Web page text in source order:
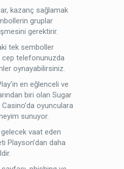
kazanç sağlamak
gruplar
gerektirir.
tek semboller
cep telefonunuzda
oynayabilirsiniz.
en eğlenceli ve
biri olan Sugar
oyunculara
sunuyor.
vaat eden
Playson’dan daha